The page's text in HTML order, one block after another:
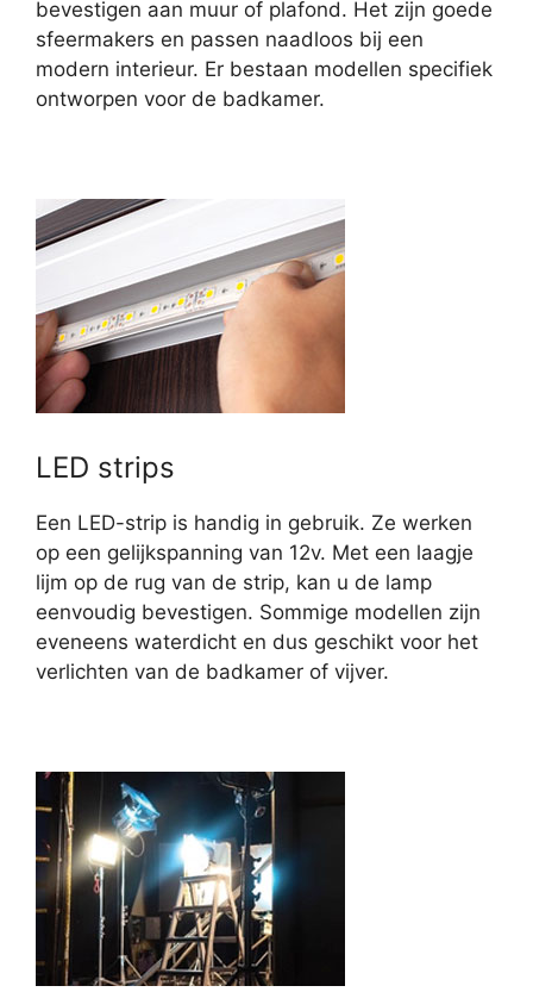
bevestigen aan muur of plafond. Het zijn goede
sfeermakers en passen naadloos bij een
modern interieur. Er bestaan modellen specifiek
ontworpen voor de badkamer.
LED strips
Een LED-strip is handig in gebruik. Ze werken
op een gelijkspanning van 12v. Met een laagje
lijm op de rug van de strip, kan u de lamp
eenvoudig bevestigen. Sommige modellen zijn
eveneens waterdicht en dus geschikt voor het
verlichten van de badkamer of vijver.